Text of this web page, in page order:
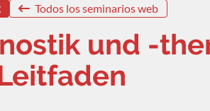
Todos los seminarios web
und -